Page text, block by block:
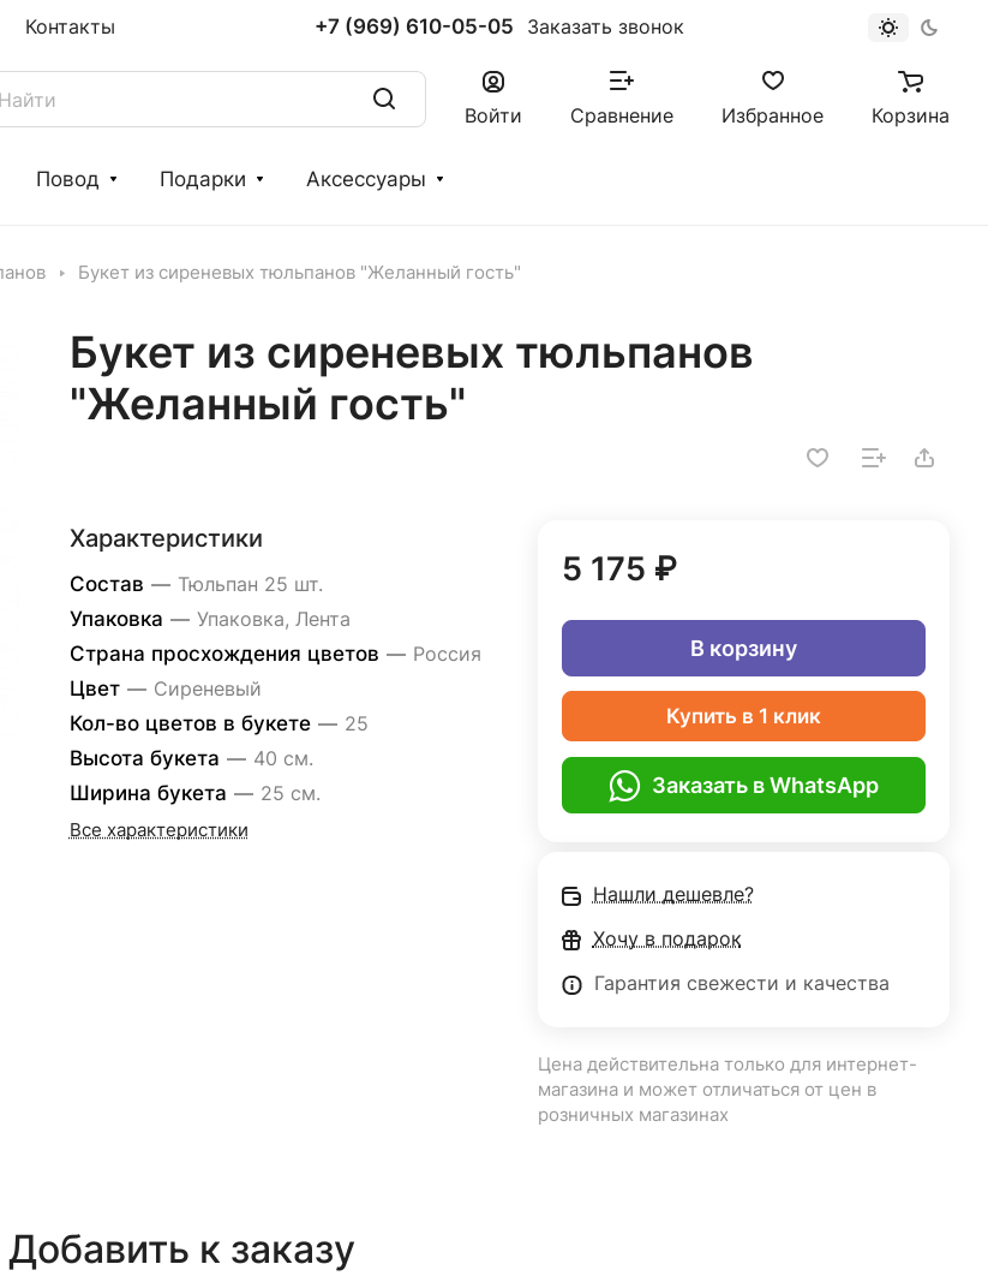
Контакты +7 (969) 610-05-05 Заказать звонок
Войти Сравнение Избранное Корзина
Повод Подарки Аксессуары
Букет из сиреневых тюльпанов "Желанный гость"
Букет из сиреневых тюльпанов
"Желанный гость"
Характеристики
Состав — Тюльпан 25 шт.
Упаковка — Упаковка, Лента
Страна просхождения цветов — Россия
Цвет — Сиреневый
Кол-во цветов в букете — 25
Высота букета — 40 см.
Ширина букета — 25 см.
Все характеристики
5 175 ₽
В корзину
Купить в 1 клик
Заказать в WhatsApp
Нашли дешевле?
Хочу в подарок
Гарантия свежести и качества
Цена действительна только для интернет-
магазина и может отличаться от цен в
розничных магазинах
Добавить к заказу